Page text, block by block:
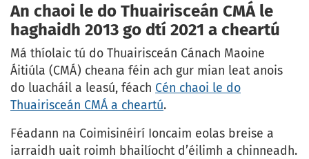
An chaoi le do Thuairisceán CMÁ le
haghaidh 2013 go dtí 2021 a cheartú
Má thíolaic tú do Thuairisceán Cánach Maoine
Áitiúla (CMÁ) cheana féin ach gur mian leat anois
do luacháil a leasú, féach Cén chaoi le do
Thuairisceán CMÁ a cheartú.
Féadann na Coimisinéirí Ioncaim eolas breise a
iarraidh uait roimh bhailíocht d’éilimh a chinneadh.